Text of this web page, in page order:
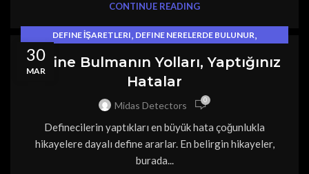
CONTINUE READING
30
MAR
DEFINE İŞARETLERI, DEFINE NERELERDE BULUNUR,
Define Bulmanın Yolları, Yaptığınız
Hatalar
Midas Detectors 0
Definecilerin yaptıkları en büyük hata çoğunlukla
hikayelere dayalı define ararlar. En belirgin hikayeler,
burada...